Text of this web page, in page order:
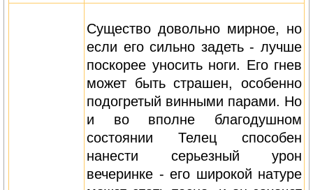
Существо довольно мирное, но
если его сильно задеть - лучше
поскорее уносить ноги. Его гнев
может быть страшен, особенно
подогретый винными парами. Но
и во вполне благодушном
состоянии Телец способен
нанести серьезный урон
вечеринке - его широкой натуре